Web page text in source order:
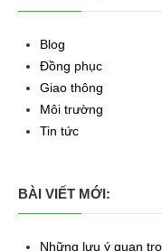
Blog
Đồng phục
Giao thông
Môi trường
Tin tức
BÀI VIẾT MỚI:
Những lưu ý quan